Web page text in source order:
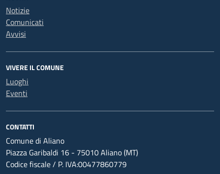
Notizie
Comunicati
Avvisi
VIVERE IL COMUNE
Luoghi
Eventi
CONTATTI
Comune di Aliano
Piazza Garibaldi 16 - 75010 Aliano (MT)
Codice fiscale / P. IVA:00477860779